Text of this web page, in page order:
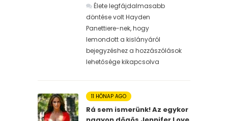
Élete legfájdalmasabb
döntése volt Hayden
Panettiere-nek, hogy
lemondott a kislányáról
bejegyzéshez a hozzászólások
lehetősége kikapcsolva
11 HÓNAP AGO
Rá sem ismerünk! Az egykor